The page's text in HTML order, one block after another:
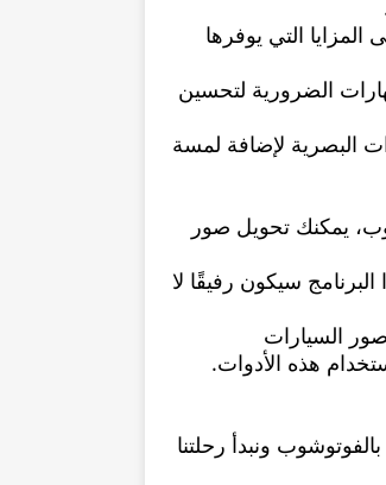
التي يوفرها
الضرورية لتحسين
البصرية لإضافة لمسة
يمكنك تحويل صور
سيكون رفيقًا لا
السيارات
هذه الأدوات.
ونبدأ رحلتنا